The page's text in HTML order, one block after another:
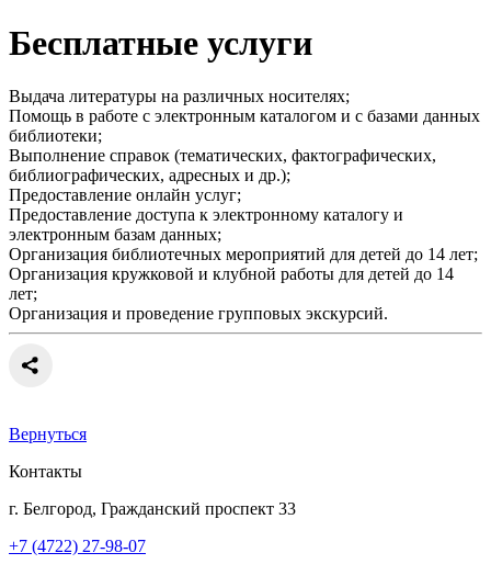
Бесплатные услуги
Выдача литературы на различных носителях;
Помощь в работе с электронным каталогом и с базами данных
библиотеки;
Выполнение справок (тематических, фактографических,
библиографических, адресных и др.);
Предоставление онлайн услуг;
Предоставление доступа к электронному каталогу и
электронным базам данных;
Организация библиотечных мероприятий для детей до 14 лет;
Организация кружковой и клубной работы для детей до 14
лет;
Организация и проведение групповых экскурсий.
Вернуться
Контакты
г. Белгород, Гражданский проспект 33
+7 (4722) 27-98-07